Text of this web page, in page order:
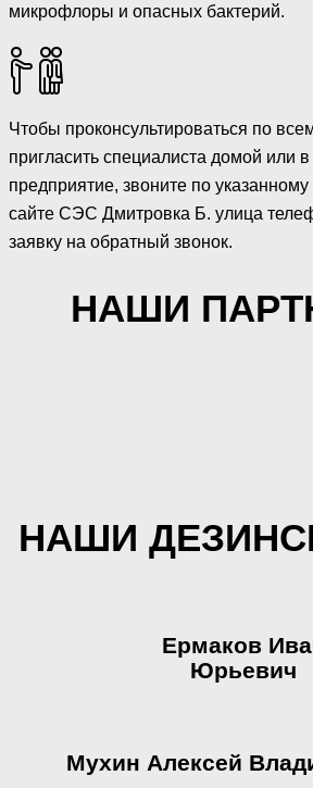
микрофлоры и опасных бактерий.
Чтобы проконсультироваться по
пригласить специалиста домой или
предприятие, звоните по
сайте СЭС Дмитровка Б. улица
заявку на обратный звонок.
НАШИ
НАШИ
Ермаков
Юрьевич
Мухин Алексей